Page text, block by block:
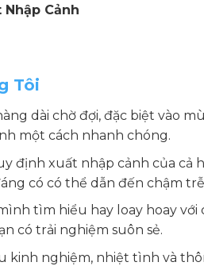
Cảnh
Tôi
dài chờ đợi, đặc biệt vào
một cách nhanh chóng.
định xuất nhập cảnh của cả
có có thể dẫn đến chậm
tìm hiểu hay loay hoay với
có trải nghiệm suôn sẻ.
kinh nghiệm, nhiệt tình và